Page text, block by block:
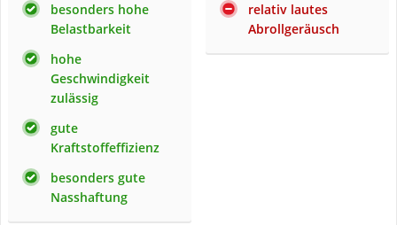
besonders hohe
Belastbarkeit
hohe
Geschwindigkeit
zulässig
gute
Kraftstoffeffizienz
besonders gute
Nasshaftung
relativ lautes
Abrollgeräusch